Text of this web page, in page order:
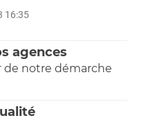
16:35
agences
de notre démarche